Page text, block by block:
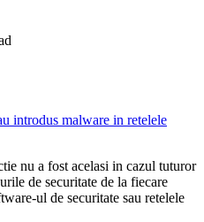
introdus malware in retelele
nu a fost acelasi in cazul tuturor
de securitate de la fiecare
ul de securitate sau retelele